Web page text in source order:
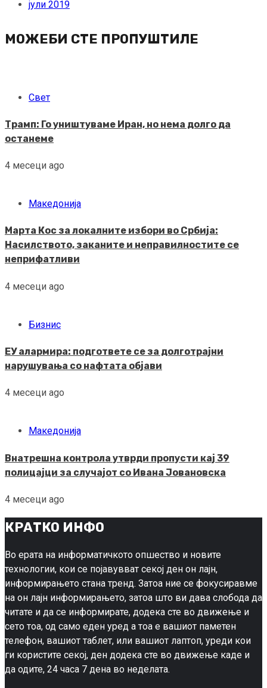
јули 2019
МОЖЕБИ СТЕ ПРОПУШТИЛЕ
Свет
Трамп: Го уништуваме Иран, но нема долго да
останеме
4 месеци ago
Македонија
Марта Кос за локалните избори во Србија:
Насилството, заканите и неправилностите се
неприфатливи
4 месеци ago
Бизнис
ЕУ алармира: подгответе се за долготрајни
нарушувања со нафтата објави
4 месеци ago
Македонија
Внатрешна контрола утврди пропусти кај 39
полицајци за случајот со Ивана Јовановска
4 месеци ago
КРАТКО ИНФО
Во ерата на информатичкото опшество и новите
технологии, кои се појавувват секој ден он лајн,
информирањето стана тренд. Затоа ние се фокусиравме
на он лајн информирањето, затоа што ви дава слобода да
читате и да се информирате, додека сте во движење и
сето тоа, од само еден уред а тоа е вашиот паметен
телефон, вашиот таблет, или вашиот лаптоп, уреди кои
ги користите секој, ден додека сте во движење каде и
да одите, 24 часа 7 дена во неделата.